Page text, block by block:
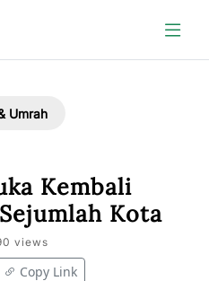
Umrah
Kembali
Kota
views
Copy Link